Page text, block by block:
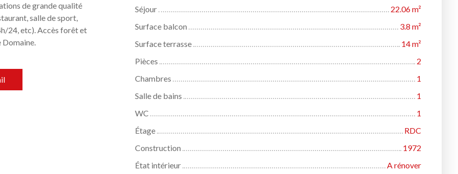
de grande qualité
salle de sport,
24, etc). Accès forêt et
Domaine.
Séjour
22.06m²
Surface balcon
3.8 m²
Surface terrasse
14m²
Pièces
2
Chambres
1
Salle de bains
1
WC
1
Étage
RDC
Construction
1972
État intérieur
A rénover